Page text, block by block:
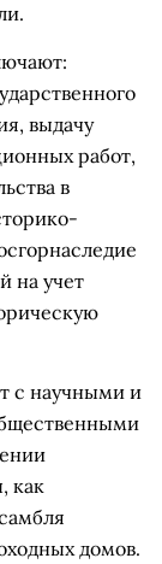
выдачу
работ,
в
на учет
с научными и
как
домов.